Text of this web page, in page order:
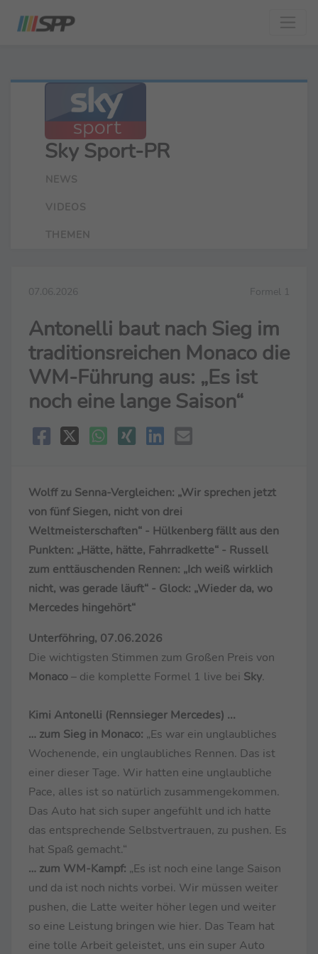
Sky Sport-PR
NEWS
VIDEOS
THEMEN
07.06.2026 Formel 1
Antonelli baut nach Sieg im
traditionsreichen Monaco die
WM-Führung aus: „Es ist
noch eine lange Saison“
Wolff zu Senna-Vergleichen: „Wir sprechen jetzt
von fünf Siegen, nicht von drei
Weltmeisterschaften“ - Hülkenberg fällt aus den
Punkten: „Hätte, hätte, Fahrradkette“ - Russell
zum enttäuschenden Rennen: „Ich weiß wirklich
nicht, was gerade läuft“ - Glock: „Wieder da, wo
Mercedes hingehört“
Unterföhring, 07.06.2026
Die wichtigsten Stimmen zum Großen Preis von
Monaco– die komplette Formel 1 live bei Sky.
Kimi Antonelli (Rennsieger Mercedes) ...
… zum Sieg in Monaco: „Es war ein unglaubliches
Wochenende, ein unglaubliches Rennen. Das ist
einer dieser Tage. Wir hatten eine unglaubliche
Pace, alles ist so natürlich zusammengekommen.
Das Auto hat sich super angefühlt und ich hatte
das entsprechende Selbstvertrauen, zu pushen. Es
hat Spaß gemacht.“
… zum WM-Kampf: „Es ist noch eine lange Saison
und da ist noch nichts vorbei. Wir müssen weiter
pushen, die Latte weiter höher legen und weiter
so eine Leistung bringen wie hier. Das Team hat
eine tolle Arbeit geleistet, uns ein super Auto